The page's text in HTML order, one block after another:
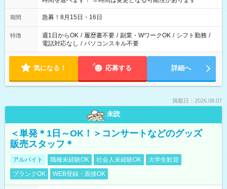
期間 急募！8月15日・16日
特徴 週1日からOK / 履歴書不要 / 副業・WワークOK / シフト勤務 /
電話対応なし / パソコンスキル不要
気になる！ 応募する 詳細へ
掲載日：2026.08.07
未読
＜単発＊1日～OK！＞コンサートなどのグッズ
販売スタッフ＊
アルバイト 職種未経験OK 社会人未経験OK
大学生歓迎
ブランクOK
WEB登録・面接OK